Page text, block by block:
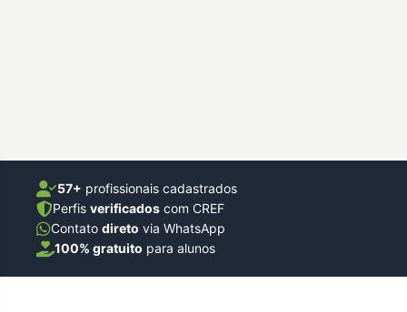
57+ profissionais cadastrados
Perfis verificados com CREF
Contato direto via WhatsApp
100% gratuito para alunos